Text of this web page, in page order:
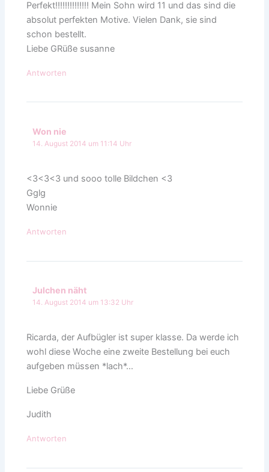
Perfekt!!!!!!!!!!!!!! Mein Sohn wird 11 und das sind die
absolut perfekten Motive. Vielen Dank, sie sind
schon bestellt.
Liebe GRüße susanne
Antworten
Won nie
14. August 2014 um 11:14 Uhr
<3<3<3 und sooo tolle Bildchen <3
Gglg
Wonnie
Antworten
Julchen näht
14. August 2014 um 13:32 Uhr
Ricarda, der Aufbügler ist super klasse. Da werde ich
wohl diese Woche eine zweite Bestellung bei euch
aufgeben müssen *lach*…
Liebe Grüße
Judith
Antworten